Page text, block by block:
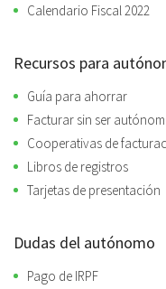
Calendario Fiscal 2022
Recursos para
Guía para ahorrar
Facturar sin ser
Cooperativas de
Libros de registros
Tarjetas de presentación
Dudas del autónomo
Pago de IRPF